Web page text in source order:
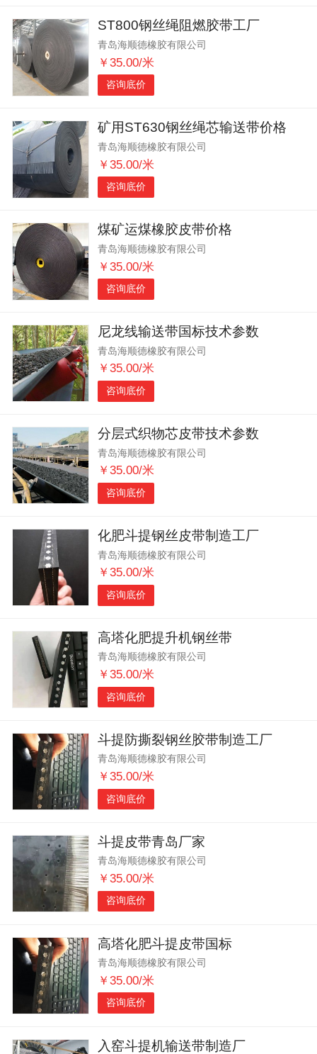
ST800钢丝绳阻燃胶带工厂
青岛海顺德橡胶有限公司
￥35.00/米
咨询底价
矿用ST630钢丝绳芯输送带价格
青岛海顺德橡胶有限公司
￥35.00/米
咨询底价
煤矿运煤橡胶皮带价格
青岛海顺德橡胶有限公司
￥35.00/米
咨询底价
尼龙线输送带国标技术参数
青岛海顺德橡胶有限公司
￥35.00/米
咨询底价
分层式织物芯皮带技术参数
青岛海顺德橡胶有限公司
￥35.00/米
咨询底价
化肥斗提钢丝皮带制造工厂
青岛海顺德橡胶有限公司
￥35.00/米
咨询底价
高塔化肥提升机钢丝带
青岛海顺德橡胶有限公司
￥35.00/米
咨询底价
斗提防撕裂钢丝胶带制造工厂
青岛海顺德橡胶有限公司
￥35.00/米
咨询底价
斗提皮带青岛厂家
青岛海顺德橡胶有限公司
￥35.00/米
咨询底价
高塔化肥斗提皮带国标
青岛海顺德橡胶有限公司
￥35.00/米
咨询底价
入窑斗提机输送带制造厂